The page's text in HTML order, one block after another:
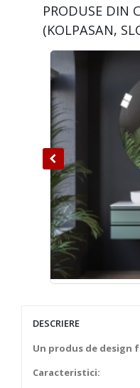
PRODUSE DIN
(KOLPASAN,
DESCRIERE
Un produs de design
Caracteristici: